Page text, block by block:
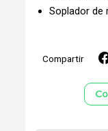
Soplador de
Compartir